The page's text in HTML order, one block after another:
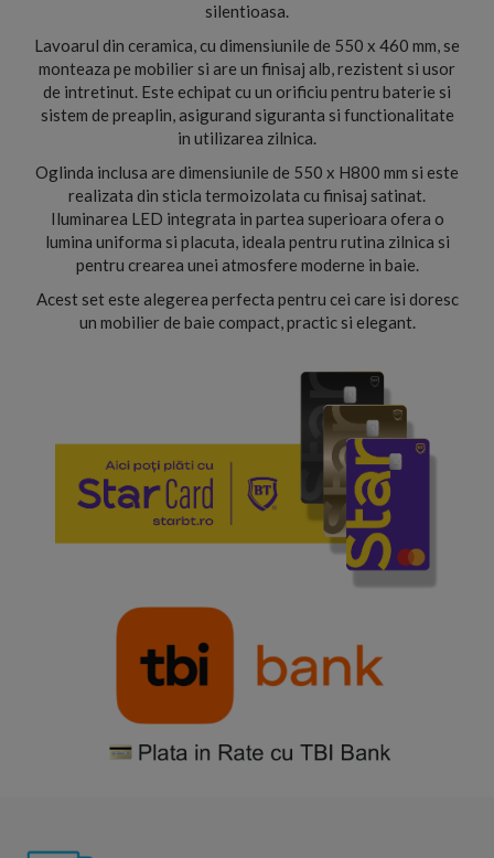
silentioasa.
Lavoarul din ceramica, cu dimensiunile de 550 x 460 mm, se
monteaza pe mobilier si are un finisaj alb, rezistent si usor
de intretinut. Este echipat cu un orificiu pentru baterie si
sistem de preaplin, asigurand siguranta si functionalitate
in utilizarea zilnica.
Oglinda inclusa are dimensiunile de 550 x H800 mm si este
realizata din sticla termoizolata cu finisaj satinat.
Iluminarea LED integrata in partea superioara ofera o
lumina uniforma si placuta, ideala pentru rutina zilnica si
pentru crearea unei atmosfere moderne in baie.
Acest set este alegerea perfecta pentru cei care isi doresc
un mobilier de baie compact, practic si elegant.